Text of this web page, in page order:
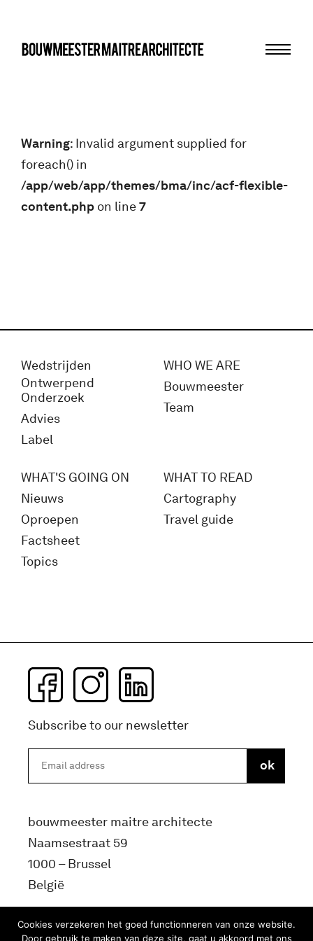
Warning: Invalid argument supplied for
foreach() in
/app/web/app/themes/bma/inc/acf-flexible-
content.php on line7
Wedstrijden
Ontwerpend
Onderzoek
Advies
Label
WHO WE ARE
Bouwmeester
Team
WHAT'S GOING ON
Nieuws
Oproepen
Factsheet
Topics
WHAT TO READ
Cartography
Travel guide
Subscribe to our newsletter
bouwmeester maitre architecte
Naamsestraat 59
1000 – Brussel
België
info@bma.brussels
Cookies verzekeren het goed functionneren van onze website.
Door gebruik te maken van deze site, gaat u akkoord met ons